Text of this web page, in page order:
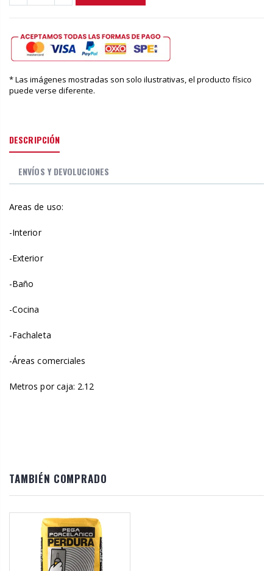
* Las imágenes mostradas son solo ilustrativas, el producto físico
puede verse diferente.
DESCRIPCIÓN
ENVÍOS Y DEVOLUCIONES
Areas de uso:
-Interior
-Exterior
-Baño
-Cocina
-Fachaleta
-Áreas comerciales
Metros por caja: 2.12
TAMBIÉN COMPRADO